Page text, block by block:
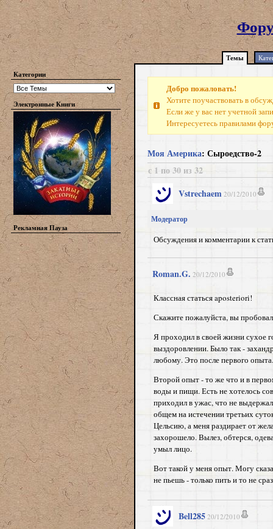
Темы
Категории
Электронные Книги
Рекламная Пауза
Добро пожаловать!
Хотите поучаствовать в
Если же у вас нет учетной
Интересуетесь правилами
Моя Америка: Сыроедство-2
с 1 по 30 из 32
Vstrechaem 20/12/2010
Модератор
Обсуждения и комментарии к
Roman.G. 20/12/2010
Классная статься aposteriori!
Скажите пожалуйста, вы
Я проходил в своей жизни сухое
выздоровлении. Было так -
любому. Это после первого опыта.
Второй опыт - то же что и в
воды и пищи. Есть не хотелось
приходил в ужас, что не
общем на истечении третьих
Цельсию, а меня раздирает от
захорошело. Вылез, обтерся,
умыл лицо.
Вот такой у меня опыт. Могу
не пьешь - только пить и то не
Bell285 20/12/2010